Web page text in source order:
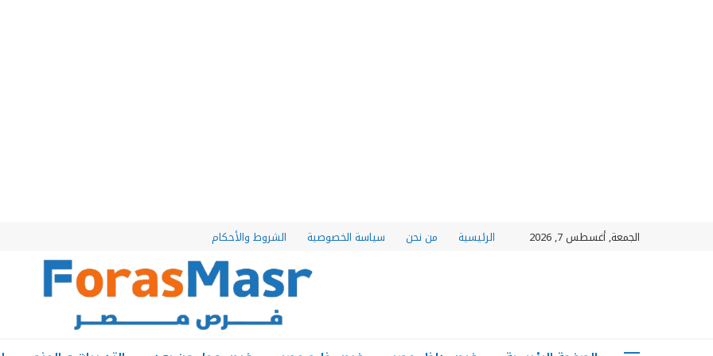
الجمعة, أغسطس 7, 2026 الرئيسية من نحن سياسة الخصوصية الشروط والأحكام